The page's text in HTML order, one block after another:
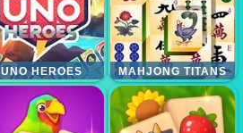
UNO HEROES MAHJONG TITANS